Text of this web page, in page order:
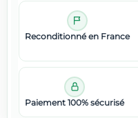
Reconditionné en France
Paiement 100% sécurisé